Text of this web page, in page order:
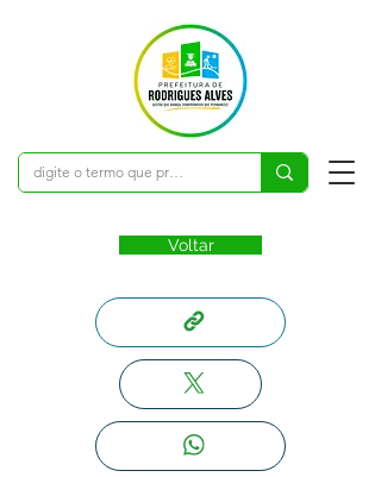
Voltar